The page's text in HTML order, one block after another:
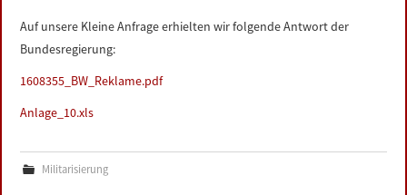
DATENSCHUTZERKLÄRUNG
Auf unsere Kleine Anfrage erhielten wir folgende Antwort der
Bundesregierung:
1608355_BW_Reklame.pdf
Anlage_10.xls
Militarisierung